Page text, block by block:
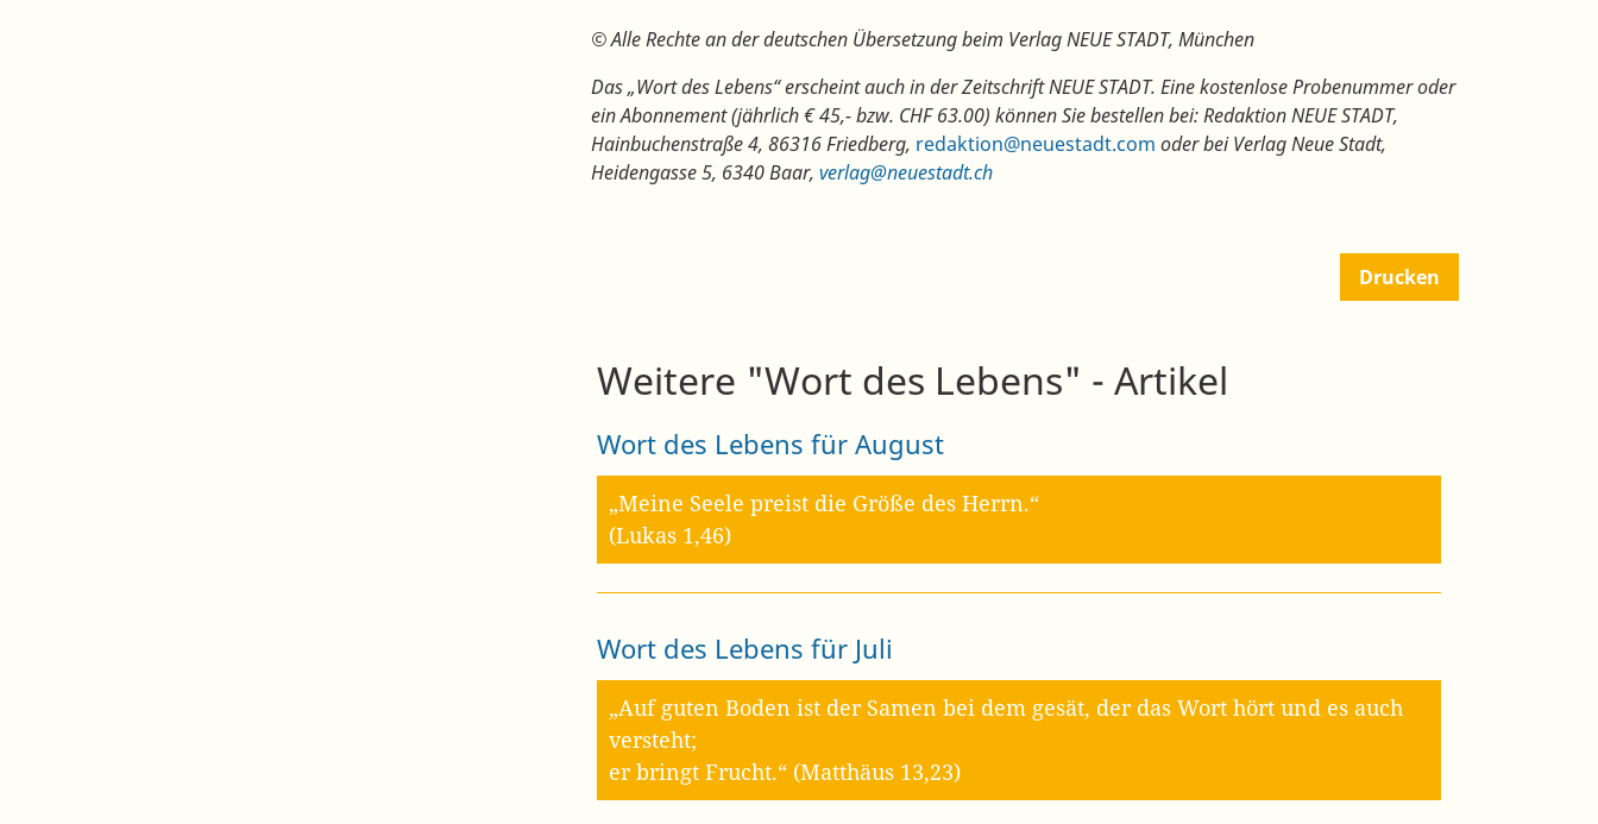
© Alle Rechte an der deutschen Übersetzung beim Verlag NEUE STADT, München
Das „Wort des Lebens“ erscheint auch in der Zeitschrift NEUE STADT. Eine kostenlose Probenummer oder
ein Abonnement (jährlich € 45,- bzw. CHF 63.00) können Sie bestellen bei: Redaktion NEUE STADT,
Hainbuchenstraße 4, 86316 Friedberg, redaktion@neuestadt.com oder bei Verlag Neue Stadt,
Heidengasse 5, 6340 Baar, verlag@neuestadt.ch
Drucken
Weitere "Wort des Lebens" - Artikel
Wort des Lebens für August
„Meine Seele preist die Größe des Herrn.“
(Lukas 1,46)
Wort des Lebens für Juli
„Auf guten Boden ist der Samen bei dem gesät, der das Wort hört und es auch
versteht;
er bringt Frucht.“ (Matthäus 13,23)